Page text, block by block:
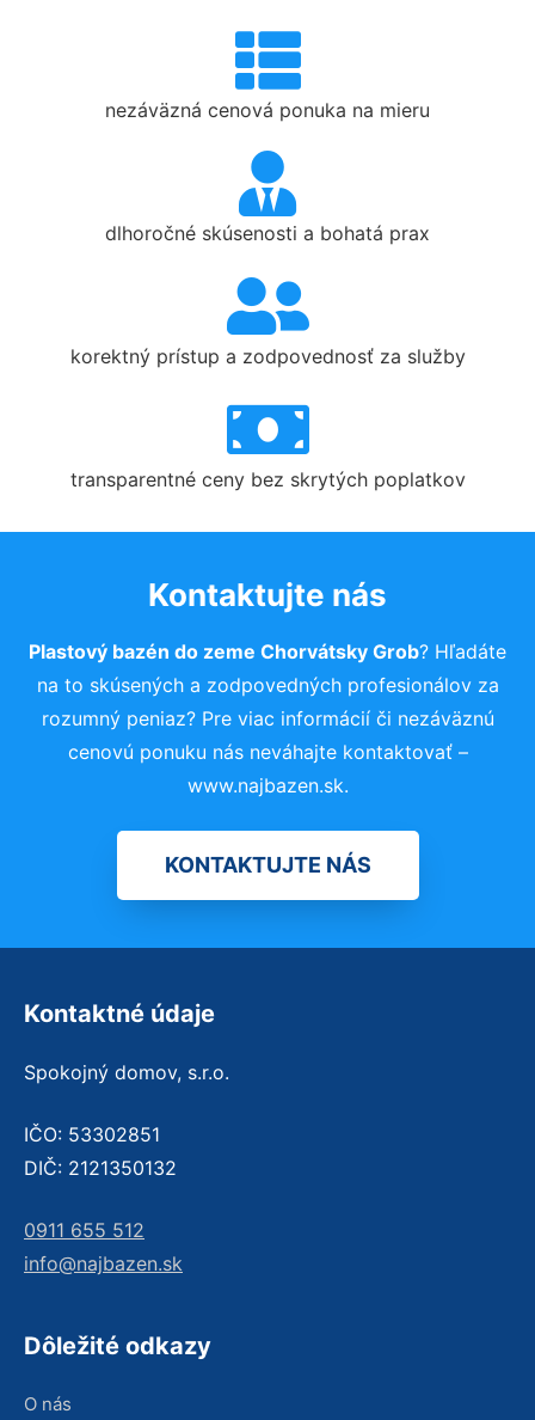
nezáväzná cenová ponuka na mieru
dlhoročné skúsenosti a bohatá prax
korektný prístup a zodpovednosť za služby
transparentné ceny bez skrytých poplatkov
Kontaktujte nás
Plastový bazén do zeme Chorvátsky Grob? Hľadáte
na to skúsených a zodpovedných profesionálov za
rozumný peniaz? Pre viac informácií či nezáväznú
cenovú ponuku nás neváhajte kontaktovať –
www.najbazen.sk.
KONTAKTUJTE NÁS
Kontaktné údaje
Spokojný domov, s.r.o.
IČO: 53302851
DIČ: 2121350132
0911 655 512
info@najbazen.sk
Dôležité odkazy
O nás